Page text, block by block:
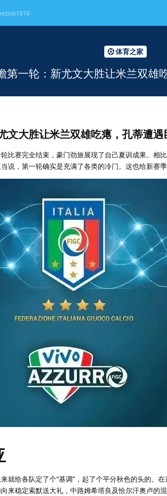
体育之家
第一轮：新尤文大胜让米兰双雄
文大胜让米兰双雄吃瘪，孔蒂遭
比赛完全结束，豪门劲旅展现了自己夏训成果。相
说，第一轮确实是充满了各类的冷门。这也给新赛
就给各队定了个“基调”，起了个平分秋色的头的。
来稳定索默送大礼，中路姆希塔良及恰尔汗奥卢的